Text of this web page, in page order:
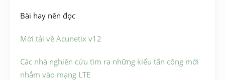
Bài hay nên đọc
Mời tải về Acunetix v12
Các nhà nghiên cứu tìm ra những kiểu tấn công mới
nhắm vào mạng LTE